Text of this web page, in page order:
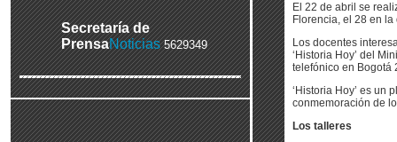
Secretaría de
PrensaNoticias 5629349
El 22 de abril se
Florencia, el 28 en
Los docentes
‘Historia Hoy’ del
telefónico en Bogotá
‘Historia Hoy’ es un
conmemoración de
Los talleres